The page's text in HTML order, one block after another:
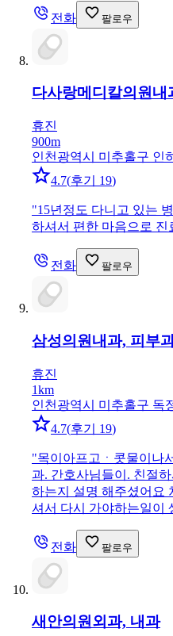
전화 팔로우
다사랑메디칼의원내
휴진
900m
인천광역시 미추홀구 인
4.7(후기 19)
"15년정도 다니고 있는
하셔서 편한 마음으로 진
전화 팔로우
삼성의원 내과, 피부
휴진
1km
인천광역시 미추홀구 독
4.7(후기 19)
"목이아프고ㆍ콧물이나
과. 간호사님들이. 친절
하는지 설명 해주셨어요
셔서 다시 가야하는일이
전화 팔로우
새안의원외과, 내과